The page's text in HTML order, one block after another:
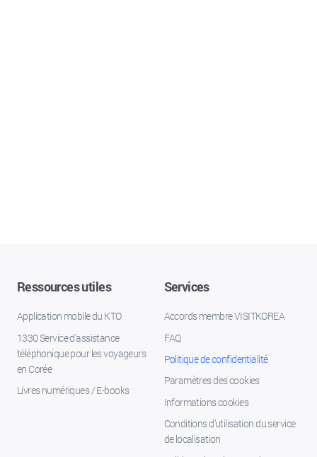
Ressources utiles
Application mobile du KTO
1330 Service d'assistance
téléphonique pour les voyageurs
en Corée
Livres numériques / E-books
Services
Accords membre VISITKOREA
FAQ
Politique de confidentialité
Paramètres des cookies
Informations cookies
Conditions d’utilisation du service
de localisation